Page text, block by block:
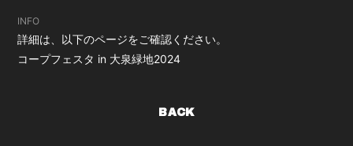
INFO
詳細は、以下のページをご確認ください。
コープフェスタ in 大泉緑地2024
BACK